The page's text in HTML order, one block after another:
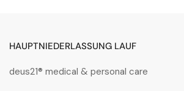
HAUPTNIEDERLASSUNG LAUF
deus21® medical & personal care